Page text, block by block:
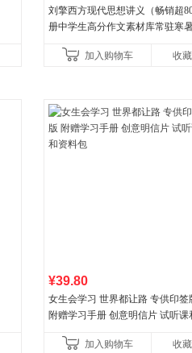
刘擎西方现代思想讲义（畅销超
册中学生高分作文素材库常驻寒
讲透西方思想史，哲学知
加入购物车 收藏
¥39.80
女生会学习 世界都让路 专供印签
附赠学习手册 创意明信片 试听课
加入购物车
收藏